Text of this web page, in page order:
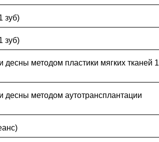
зуб)
зуб)
десны методом пластики мягких тканей 1
десны методом аутотрансплантации